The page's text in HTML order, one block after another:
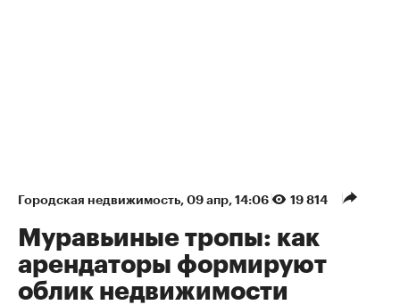
Городская недвижимость 09 апр, 14:06 19 814
Муравьиные тропы: как
арендаторы формируют
облик недвижимости